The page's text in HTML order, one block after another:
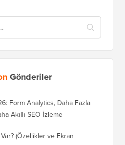
Gönderiler
Form Analytics, Daha Fazla
Akıllı SEO İzleme
(Özellikler ve Ekran